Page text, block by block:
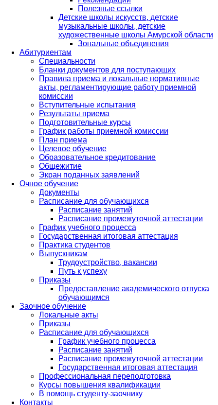
Полезные ссылки
Детские школы искусств, детские
музыкальные школы, детские
художественные школы Амурской области
Зональные объединения
Абитуриентам
Специальности
Бланки документов для поступающих
Правила приема и локальные нормативные
акты, регламентирующие работу приемной
комиссии
Вступительные испытания
Результаты приема
Подготовительные курсы
График работы приемной комиссии
План приема
Целевое обучение
Образовательное кредитование
Общежитие
Экран поданных заявлений
Очное обучение
Документы
Расписание для обучающихся
Расписание занятий
Расписание промежуточной аттестации
График учебного процесса
Государственная итоговая аттестация
Практика студентов
Выпускникам
Трудоустройство, вакансии
Путь к успеху
Приказы
Предоставление академического отпуска
обучающимся
Заочное обучение
Локальные акты
Приказы
Расписание для обучающихся
График учебного процесса
Расписание занятий
Расписание промежуточной аттестации
Государственная итоговая аттестация
Профессиональная переподготовка
Курсы повышения квалификации
В помощь студенту-заочнику
Контакты